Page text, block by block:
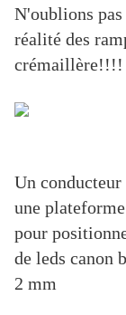
N'oublions
réalité des
crémaillère!!!!
Un conducteur
une
pour
de leds canon
2 mm